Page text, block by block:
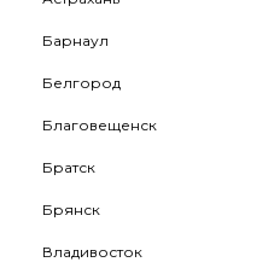
Барнаул
Белгород
Благовещенск
Братск
Брянск
Владивосток